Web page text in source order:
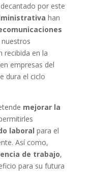
por este
han
recibida en la
empresas del
dura el ciclo
mejorar la
laboral para el
Así como,
de trabajo,
para su futura